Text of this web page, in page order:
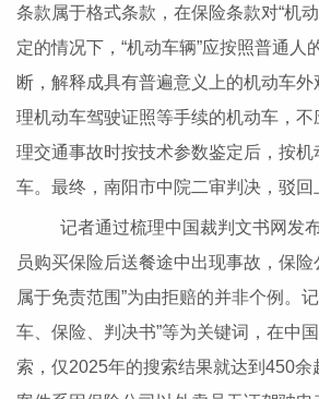
条款属于格式条款，在保险条款对“机
定的情况下，“机动车辆”应按照普通人
断，解释成具有普遍意义上的机动车
理机动车驾驶证照等手续的机动车，
理交通事故时按技术参数鉴定后，按
车。最终，南阳市中院二审判决，驳回
记者通过梳理中国裁判文书网发
员购买保险后送餐途中出现事故，保险
属于免责范围”为由拒赔的并非个例。
车、保险、判决书”等为关键词，在中
索，仅2025年的搜索结果就达到450余